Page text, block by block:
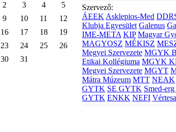
2 3 4
5
9 10 11
12
16 17 18
19
23 24 25
26
30 31
Szervező:
ÁEEK Asklepios-Med
Klubja Egyesület Galenus
IME-META KIP Magyar
MAGYOSZ MÉKISZ
Megyei Szervezete MGYK
Etikai Kollégiuma MGYK
Megyei Szervezete MGYT
Mátra Múzeum MTT NEAK
GYTK SE GYTK Smed-
GYTK ENKK NEFI